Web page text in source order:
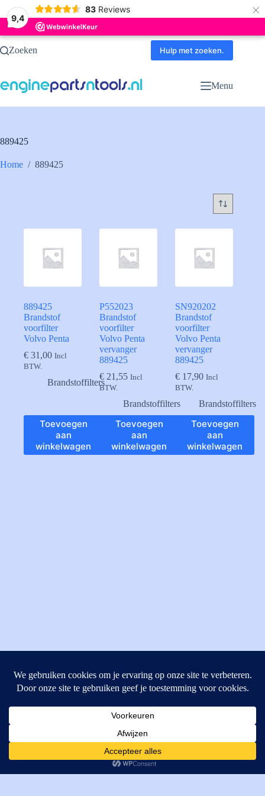
9,4
83 Reviews ×
Ga
naarZoeken Hulp met zoeken.
Menu
889425
Home / 889425
889425
Brandstof
voorfilter
Volvo Penta
€ 31,00 Incl
BTW.
Brandstoffilters
Toevoegen
aan
winkelwagen
P552023
Brandstof
voorfilter
Volvo Penta
vervanger
889425
€ 21,55 Incl
BTW.
Brandstoffilters
Toevoegen
aan
winkelwagen
SN920202
Brandstof
voorfilter
Volvo Penta
vervanger
889425
€ 17,90 Incl
BTW.
Brandstoffilters
Toevoegen
aan
winkelwagen
4462GE, Goes
T: +31 (0) 111-484438
M:parts@mitechniek.nl
VAT: NL862802295B01
Cookies helpen ons bij het leveren van onze diensten. Door
gebruik te maken van onze diensten, gaat u akkoord met ons
gebruik van cookies.